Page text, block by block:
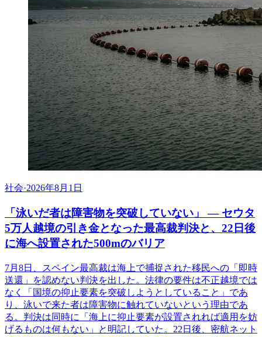
社会·2026年8月1日
「泳いだ者は障害物を突破していない」 ― セウタ
5万人越境の引き金となった最高裁判決と、22日後
に海へ設置された500mのバリア
7月8日、スペイン最高裁は海上で捕捉された移民への「即時
送還」を認めない判決を出した。法律の要件は不正越境では
なく「国境の抑止要素を突破しようとしていること」であ
り、泳いで来た者は障害物に触れていないという理由であ
る。判決は同時に「海上に抑止要素が設置されれば適用を妨
げるものは何もない」と明記していた。22日後、密航ネット